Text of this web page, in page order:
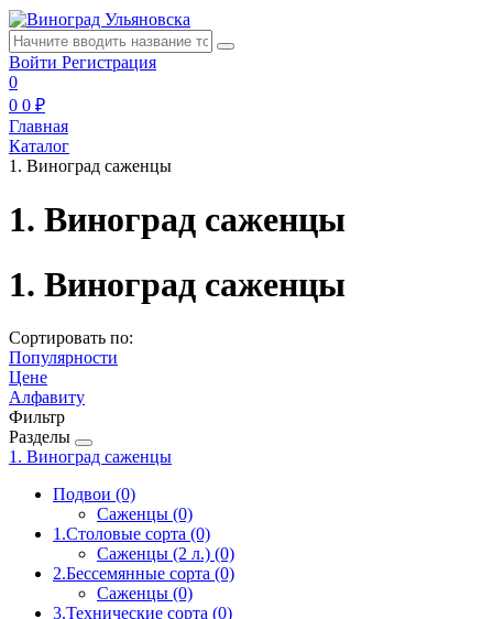
Войти Регистрация
0
0 0 ₽
Главная
Каталог
1. Виноград саженцы
1. Виноград саженцы
1. Виноград саженцы
Сортировать по:
Популярности
Цене
Алфавиту
Фильтр
Разделы
1. Виноград саженцы
Подвои (0)
Саженцы (0)
1.Столовые сорта (0)
Саженцы (2 л.) (0)
2.Бессемянные сорта (0)
Саженцы (0)
3.Технические сорта (0)